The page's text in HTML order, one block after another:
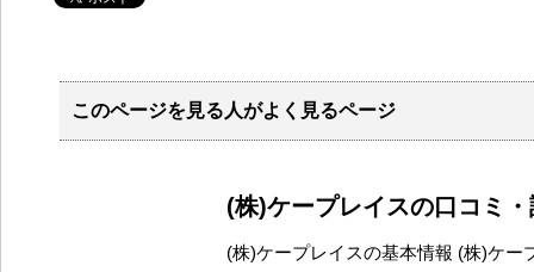
このページを見る人がよく見るページ
(株)ケープレイスの口コミ
(株)ケープレイスの基本情報 (株)ケー